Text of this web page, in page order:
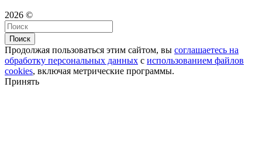
2026 ©
Поиск
Продолжая пользоваться этим сайтом, вы соглашаетесь на
обработку персональных данных с использованием файлов
cookies, включая метрические программы.
Принять